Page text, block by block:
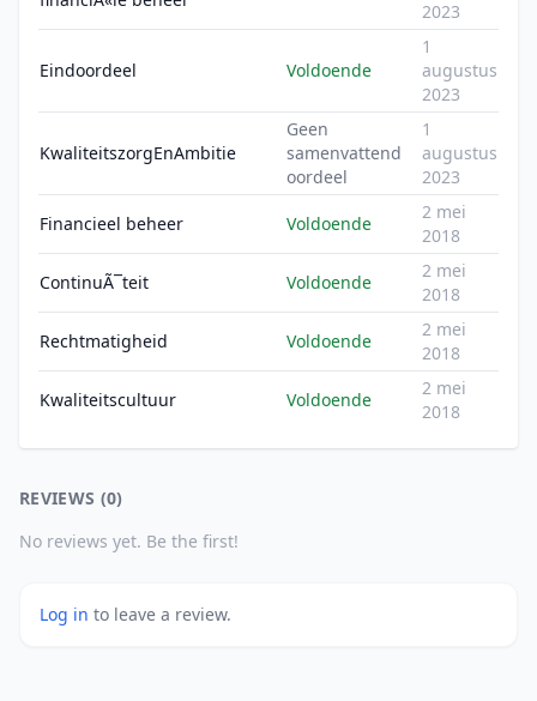
2023
Eindoordeel Voldoende
1
augustus
2023
KwaliteitszorgEnAmbitie
Geen
samenvattend
oordeel
1
augustus
2023
Financieel beheer Voldoende
2 mei
2018
ContinuÃ¯teit Voldoende
2 mei
2018
Rechtmatigheid Voldoende
2 mei
2018
Kwaliteitscultuur Voldoende
2 mei
2018
REVIEWS (0)
No reviews yet. Be the first!
Log in to leave a review.